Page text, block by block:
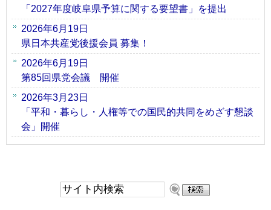
「2027年度岐阜県予算に関する要望書」を提出
2026年6月19日
県日本共産党後援会員 募集！
2026年6月19日
第85回県党会議 開催
2026年3月23日
「平和・暮らし・人権等での国民的共同をめざす懇談
会」開催
サ